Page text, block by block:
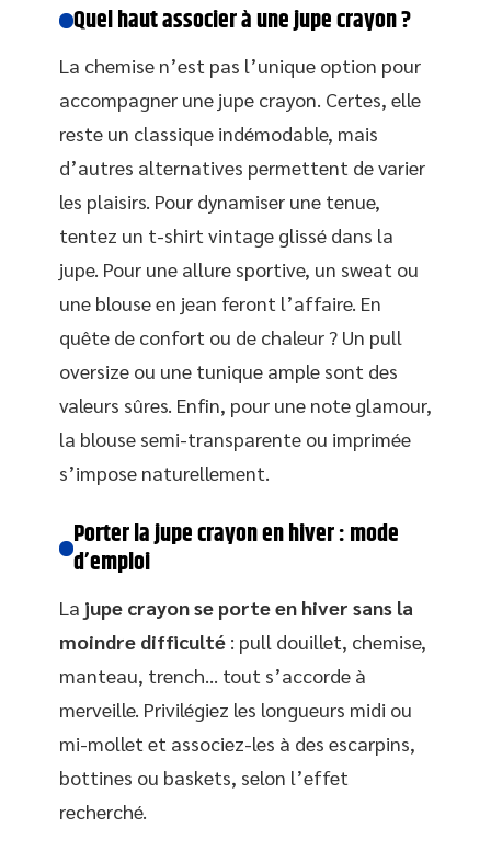
Quel haut associer à une jupe crayon ?
La chemise n’est pas l’unique option pour
accompagner une jupe crayon. Certes, elle
reste un classique indémodable, mais
d’autres alternatives permettent de varier
les plaisirs. Pour dynamiser une tenue,
tentez un t-shirt vintage glissé dans la
jupe. Pour une allure sportive, un sweat ou
une blouse en jean feront l’affaire. En
quête de confort ou de chaleur ? Un pull
oversize ou une tunique ample sont des
valeurs sûres. Enfin, pour une note glamour,
la blouse semi-transparente ou imprimée
s’impose naturellement.
Porter la jupe crayon en hiver : mode
d’emploi
La jupe crayon se porte en hiver sans la
moindre difficulté : pull douillet, chemise,
manteau, trench… tout s’accorde à
merveille. Privilégiez les longueurs midi ou
mi-mollet et associez-les à des escarpins,
bottines ou baskets, selon l’effet
recherché.